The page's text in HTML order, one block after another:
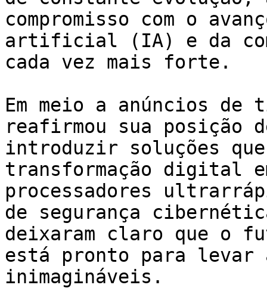
compromisso com o
artificial (IA) e da
cada vez mais forte.
Em meio a anúncios
reafirmou sua posição
introduzir soluções
transformação digital
processadores
de segurança
deixaram claro que o
está pronto para levar
inimagináveis.